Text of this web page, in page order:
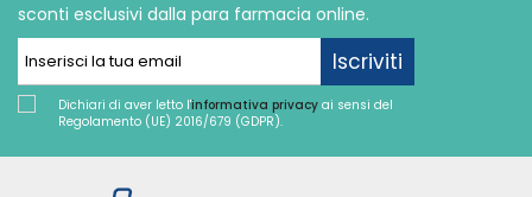
sconti esclusivi dalla para farmacia online.
Iscriviti
Dichiari di aver letto l'informativa privacy ai sensi del
Regolamento (UE) 2016/679 (GDPR).